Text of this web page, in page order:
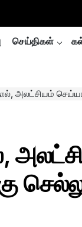
செய்திகள்
செய்யாமல்